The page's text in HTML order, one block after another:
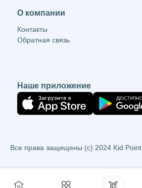
О компании
Контакты
Обратная связь
Наше приложение
Все права защищены (c) 2024 Kid Point